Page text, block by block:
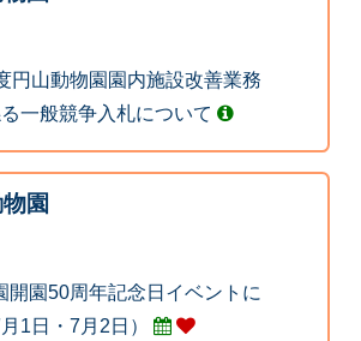
円山動物園園内施設改善業務
一般競争入札について
園
開園50周年記念日イベントに
1日・7月2日）